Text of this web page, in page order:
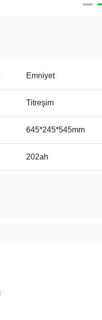
Emniyet
Titreşim
645*245*545mm
202ah